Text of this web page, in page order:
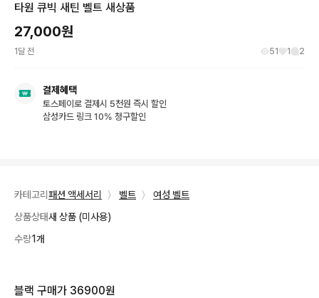
타원 큐빅 새틴 벨트 새상품
27,000원
1달 전 51 1 2
결제혜택
토스페이로 결제시 5천원 즉시 할인
삼성카드 링크 10% 청구할인
카테고리 패션 액세서리 〉 벨트 〉
여성 벨트
상품상태새 상품 (미사용)
수량1개
블랙 구매가 36900원